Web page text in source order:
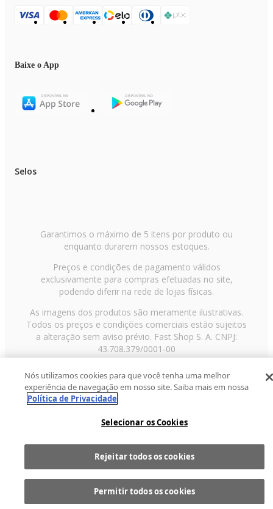
Comprar
Baixe o App
Selos
Garantimos o máximo de 5 itens por produto ou
enquanto durarem nossos estoques.
Preços e condições de pagamento válidos
exclusivamente para compras efetuadas no site,
podendo diferir na rede de lojas físicas.
As imagens dos produtos são meramente ilustrativas.
Todos os preços e condições comerciais estão sujeitos
a alteração sem aviso prévio. Fast Shop S. A. CNPJ:
43.708.379/0001-00
Avenida Zaki Narchi, nº 1650, sobreloja, Carandiru, São
Paulo/SP, CEP 02029-001, Telefone: 11 3003-3728 ©
2013 Fast Shop - Todos os direitos reservadosRF
Nós utilizamos cookies para que você tenha uma melhor
experiência de navegação em nosso site. Saiba mais em nossa
Política de Privacidade
Selecionar os Cookies
Rejeitar todos os cookies
Permitir todos os cookies